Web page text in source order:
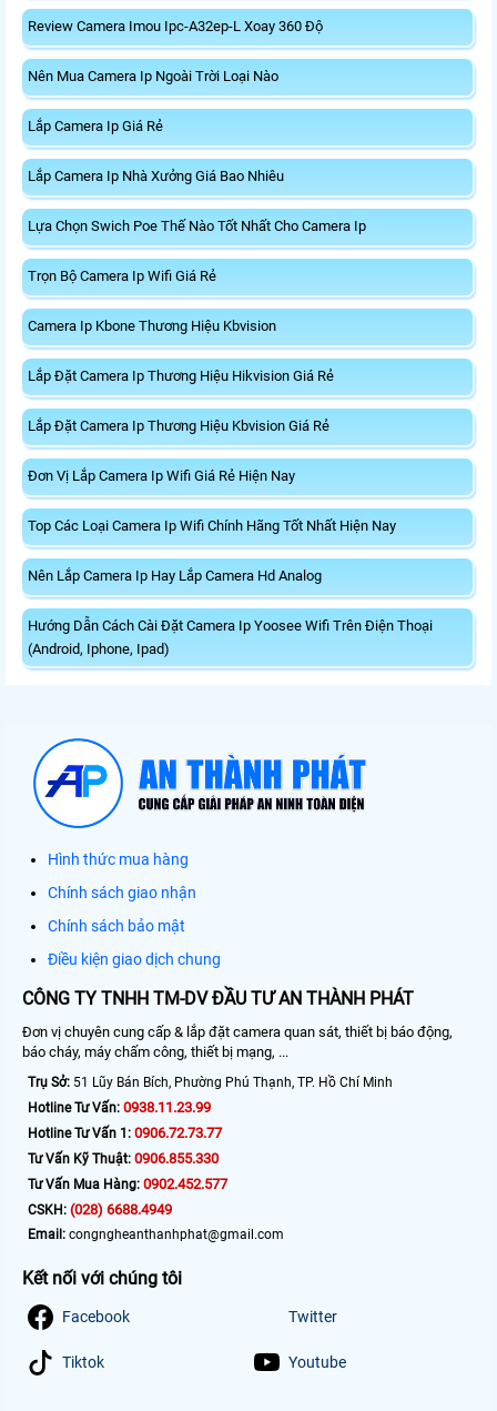
Review Camera Imou Ipc-A32ep-L Xoay 360 Độ
Nên Mua Camera Ip Ngoài Trời Loại Nào
Lắp Camera Ip Giá Rẻ
Lắp Camera Ip Nhà Xưởng Giá Bao Nhiêu
Lựa Chọn Swich Poe Thế Nào Tốt Nhất Cho Camera Ip
Trọn Bộ Camera Ip Wifi Giá Rẻ
Camera Ip Kbone Thương Hiệu Kbvision
Lắp Đặt Camera Ip Thương Hiệu Hikvision Giá Rẻ
Lắp Đặt Camera Ip Thương Hiệu Kbvision Giá Rẻ
Đơn Vị Lắp Camera Ip Wifi Giá Rẻ Hiện Nay
Top Các Loại Camera Ip Wifi Chính Hãng Tốt Nhất Hiện Nay
Nên Lắp Camera Ip Hay Lắp Camera Hd Analog
Hướng Dẫn Cách Cài Đặt Camera Ip Yoosee Wifi Trên Điện Thoại
(Android, Iphone, Ipad)
Hình thức mua hàng
Chính sách giao nhận
Chính sách bảo mật
Điều kiện giao dịch chung
CÔNG TY TNHH TM-DV ĐẦU TƯ AN THÀNH PHÁT
Đơn vị chuyên cung cấp & lắp đặt camera quan sát, thiết bị báo động,
báo cháy, máy chấm công, thiết bị mạng, ...
Trụ Sở: 51 Lũy Bán Bích, Phường Phú Thạnh, TP. Hồ Chí Minh
Hotline Tư Vấn: 0938.11.23.99
Hotline Tư Vấn 1: 0906.72.73.77
Tư Vấn Kỹ Thuật: 0906.855.330
Tư Vấn Mua Hàng: 0902.452.577
CSKH: (028) 6688.4949
Email: congngheanthanhphat@gmail.com
Kết nối với chúng tôi
Facebook Twitter
Tiktok Youtube